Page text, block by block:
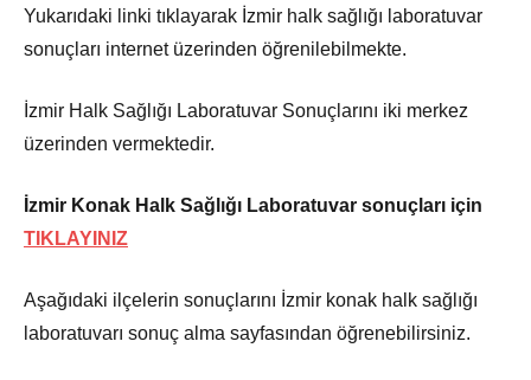
Yukarıdaki linki tıklayarak İzmir halk sağlığı laboratuvar
sonuçları internet üzerinden öğrenilebilmekte.
İzmir Halk Sağlığı Laboratuvar Sonuçlarını iki merkez
üzerinden vermektedir.
İzmir Konak Halk Sağlığı Laboratuvar sonuçları için
TIKLAYINIZ
Aşağıdaki ilçelerin sonuçlarını İzmir konak halk sağlığı
laboratuvarı sonuç alma sayfasından öğrenebilirsiniz.